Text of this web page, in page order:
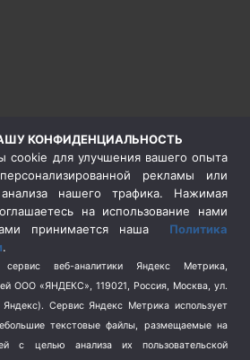
(3)
(404)
КОНФИДЕНЦИАЛЬНОСТЬ
cookie для улучшения вашего опыта
рекламы или
нашего трафика. Нажимая
на использование нами
принимается наша Политика
.
веб-аналитики Яндекс Метрика,
ООО «ЯНДЕКС», 119021, Россия, Москва, ул.
Сервис Яндекс Метрика использует
текстовые файлы, размещаемые на
с целью анализа их пользовательской